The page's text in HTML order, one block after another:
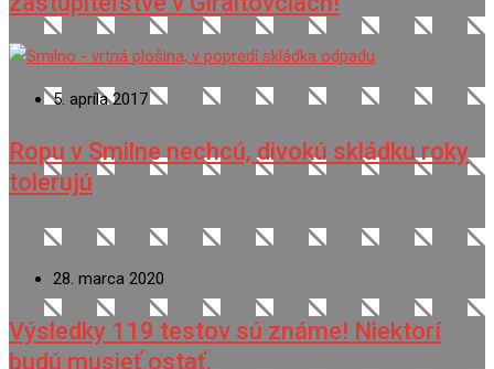
5. apríla 2017
Ropu v Smilne nechcú, divokú skládku roky
tolerujú
28. marca 2020
Výsledky 119 testov sú známe! Niektorí
budú musieť ostať.